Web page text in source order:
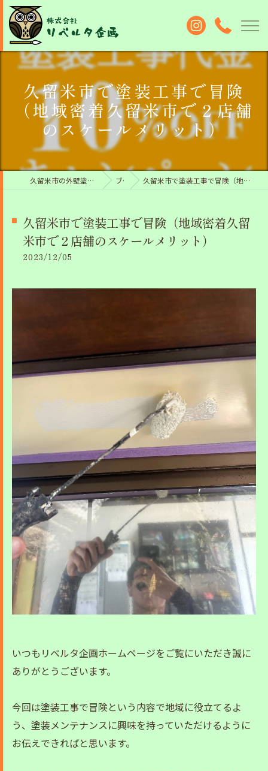
久留米市で塗装工事で冒険
（地域密着久留米市で２店舗
のスケールメリット）
久留米市の外壁塗装なら株式会社リベルタ企画 ブログ 久留米市で塗装工事で冒険（地域密着久留米市で２店舗のスケールメリット）
久留米市で塗装工事で冒険（地域密着久留
米市で２店舗のスケールメリット）
2023/12/05
いつもリベルタ企画ホームページをご覧にいただき誠に
ありがとうございます。
今回は塗装工事で冒険という内容で地域に役立てるよ
う、塗装メンテナンスに興味を持っていただけるように
お伝えできればと思います。